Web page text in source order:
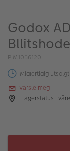
Kampanjer
Merker
Godox
PIM1056120
Midlertidig utsolgt
Varsle meg
Lagerstatus i